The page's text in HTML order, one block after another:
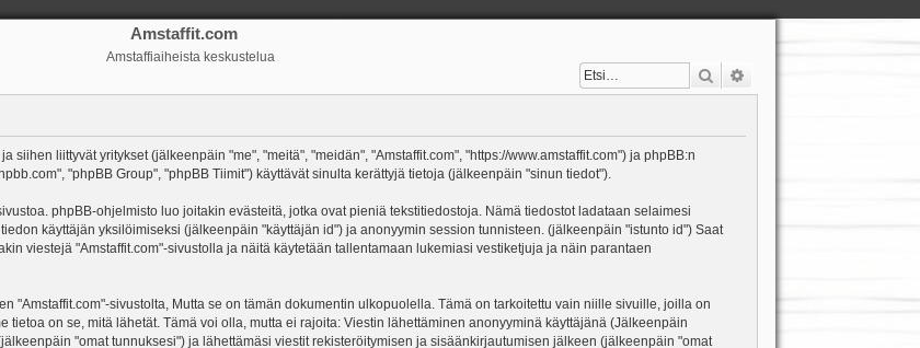
Amstaffit.com
Amstaffiaiheista keskustelua
Etsi
siihen liittyvät yritykset (jälkeenpäin "me", "meitä", "meidän", "Amstaffit.com", "https://www.amstaffit.com") ja phpBB:n
"phpBB Group", "phpBB Tiimit") käyttävät sinulta kerättyjä tietoja (jälkeenpäin "sinun tiedot").
phpBB-ohjelmisto luo joitakin evästeitä, jotka ovat pieniä tekstitiedostoja. Nämä tiedostot ladataan selaimesi
käyttäjän yksilöimiseksi (jälkeenpäin "käyttäjän id") ja anonyymin session tunnisteen. (jälkeenpäin "istunto id") Saat
viestejä "Amstaffit.com"-sivustolla ja näitä käytetään tallentamaan lukemiasi vestiketjuja ja näin parantaen
"Amstaffit.com"-sivustolta, Mutta se on tämän dokumentin ulkopuolella. Tämä on tarkoitettu vain niille sivuille, joilla on
on se, mitä lähetät. Tämä voi olla, mutta ei rajoita: Viestin lähettäminen anonyyminä käyttäjänä (Jälkeenpäin
"omat tunnuksesi") ja lähettämäsi viestit rekisteröitymisen ja sisäänkirjautumisen jälkeen (jälkeenpäin "omat